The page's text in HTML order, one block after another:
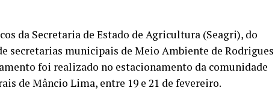
da Secretaria de Estado de Agricultura (Seagri), do
secretarias municipais de Meio Ambiente de Rodrigues
foi realizado no estacionamento da comunidade
de Mâncio Lima, entre 19 e 21 de fevereiro.